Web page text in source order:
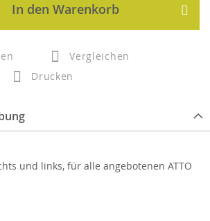
In den Warenkorb
Vergleichen
Drucken
und links, für alle angebotenen ATTO